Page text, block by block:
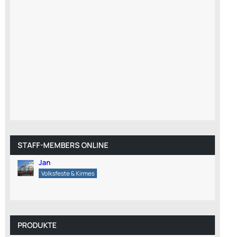
STAFF-MEMBERS ONLINE
Jan
Volksfeste & Kirmes
PRODUKTE